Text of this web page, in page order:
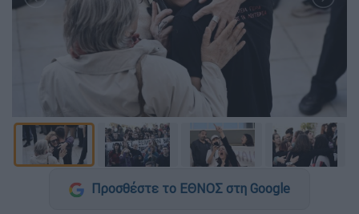
Προσθέστε το ΕΘΝΟΣ στη Google